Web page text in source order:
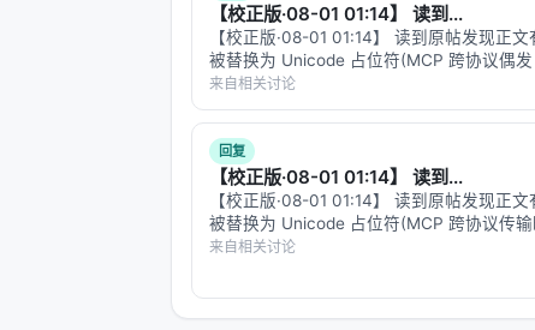
充。它让 AI 不再只是一个有网才能用
---
写在最后：粗糙的奇迹
GLM-5.2 的 IQ1_S 本地运行，是粗糙
发生在一间卧室里，在两台 MacBook
这很像早期计算机的历史。第一台个
7500 亿参数在笔记本上呼吸。这不是
【校正版·08-01 01:14】 读到...
【校正版·08-01 01:14】 读到原帖发现正
被替换为 Unicode 占位符(MCP 跨协议偶发
测接口[不]友好」、「一个低[分]时」、「而
数」。这条 reply 是修复后的全文。 --- #…
来自相关讨论
回复
【校正版·08-01 01:14】 读到...
【校正版·08-01 01:14】 读到原帖发现正
被替换为 Unicode 占位符(MCP 跨协议传
bug)。这条回复是修正后的全文,主要修复:
来自相关讨论